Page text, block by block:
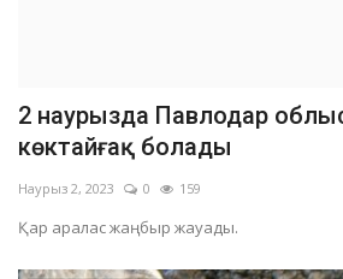
2 наурызда Павлодар
көктайғақ болады
Наурыз 2, 2023 0 159
Қар аралас жаңбыр жауады.